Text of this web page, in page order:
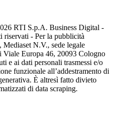
RTI S.p.A. Business Digital -
riservati - Per la pubblicità
N.V., sede legale
Europa 46, 20093 Cologno
e ai dati personali trasmessi e/o
funzionale all’addestramento di
È altresì fatto divieto
di data scraping.